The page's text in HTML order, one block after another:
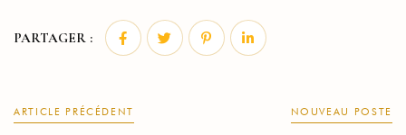
PARTAGER :
ARTICLE PRÉCÉDENT NOUVEAU POSTE